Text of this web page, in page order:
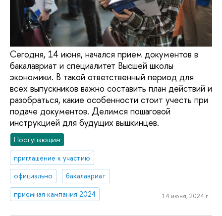
Сегодня, 14 июня, начался прием документов в
бакалавриат и специалитет Высшей школы
экономики. В такой ответственный период для
всех выпускников важно составить план действий и
разобраться, какие особенности стоит учесть при
подаче документов. Делимся пошаговой
инструкцией для будущих вышкинцев.
Поступающим
приглашение к участию
официально
бакалавриат
приемная кампания 2024
14 июня, 2024 г.